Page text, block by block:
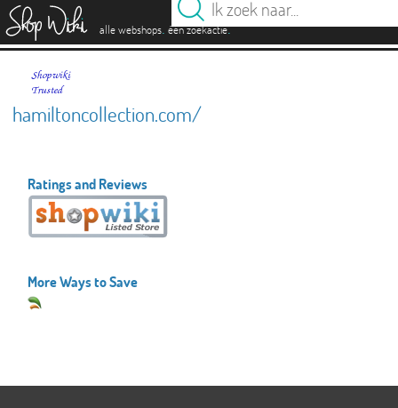
alle webshops. één zoekactie.
hamiltoncollection.com/
Ratings and Reviews
More Ways to Save